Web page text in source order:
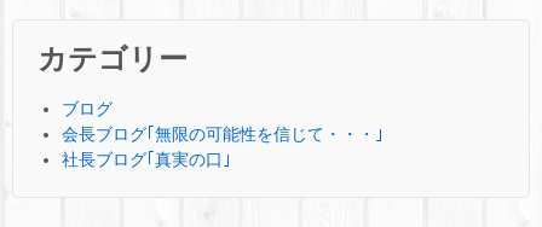
カテゴリー
ブログ
会長ブログ｢無限の可能性を信じて・・・｣
社長ブログ｢真実の口｣